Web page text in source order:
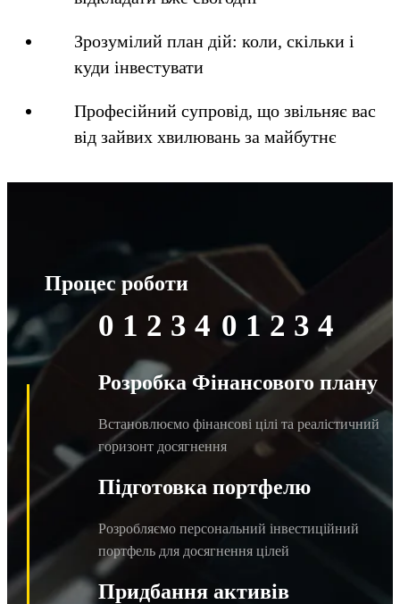
Зрозумілий план дій: коли, скільки і
куди інвестувати
Професійний супровід, що звільняє вас
від зайвих хвилювань за майбутнє
Процес роботи
0 1 2 3 4
5 6 7 8 9
0 1 2 3 4
5 6 7 8 9
Розробка Фінансового плану
Встановлюємо фінансові цілі та реалістичний
горизонт досягнення
Підготовка портфелю
Розробляємо персональний інвестиційний
портфель для досягнення цілей
Придбання активів